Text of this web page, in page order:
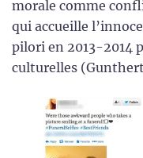
morale comme
qui accueille
pilori en 2013-2014
culturelles